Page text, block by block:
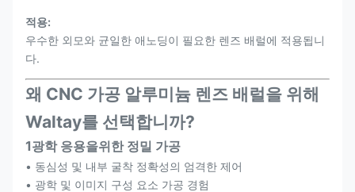
적용:
우수한 외모와 균일한 애노딩이 필요한 렌즈 배럴에 적용됩니
다.
왜 CNC 가공 알루미늄 렌즈 배럴을 위해
Waltay를 선택합니까?
1광학 응용을위한 정밀 가공
• 동심성 및 내부 굴착 정확성의 엄격한 제어
• 광학 및 이미지 구성 요소 가공 경험